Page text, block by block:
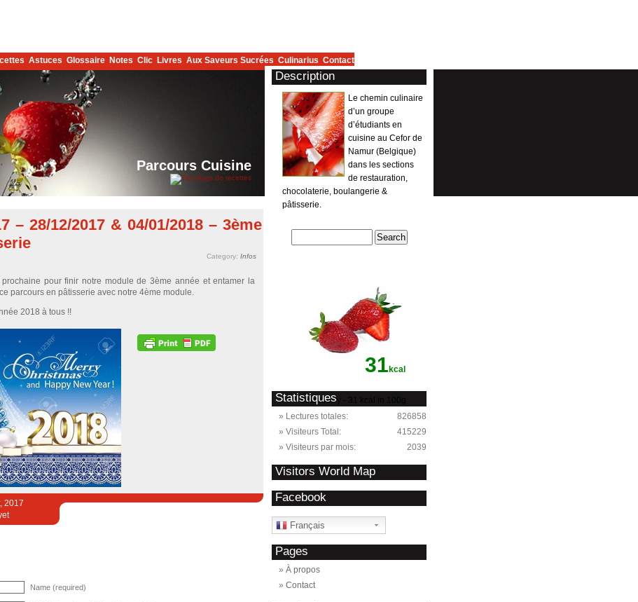
Astuces Glossaire Notes Clic Livres Aux Saveurs Sucrées Culinarius Contact
Parcours Cuisine
– 28/12/2017 & 04/01/2018 – 3ème
Category: Infos
prochaine pour finir notre module de 3ème année et entamer la
parcours en pâtisserie avec notre 4ème module.
2018 à tous !!
2017
Name (required)
Description
Le chemin culinaire
d’un groupe
d’étudiants en
cuisine au Cefor de
Namur (Belgique)
dans les sections
de restauration,
chocolaterie, boulangerie &
pâtisserie.
31 kcal
Strawberry - 31 kcal in 100g
Statistiques
826858
Lectures totales:
415229
Visiteurs Total:
2039
Visiteurs par mois:
Visitors World Map
Facebook
Français
Pages
À propos
Contact